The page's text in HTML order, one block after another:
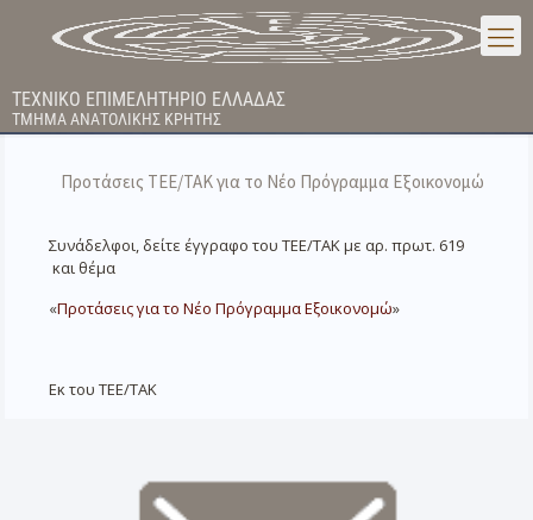
ΤΕΧΝΙΚΟ ΕΠΙΜΕΛΗΤΗΡΙΟ ΕΛΛΑΔΑΣ
ΤΜΗΜΑ ΑΝΑΤΟΛΙΚΗΣ ΚΡΗΤΗΣ
Προτάσεις ΤΕΕ/ΤΑΚ για το Νέο Πρόγραμμα Εξοικονομώ
Συνάδελφοι, δείτε έγγραφο του ΤΕΕ/ΤΑΚ με αρ. πρωτ. 619
και θέμα
«Προτάσεις για το Νέο Πρόγραμμα Εξοικονομώ»
Εκ του ΤΕΕ/ΤΑΚ